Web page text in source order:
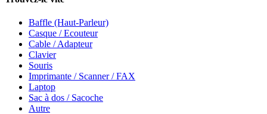
Baffle (Haut-Parleur)
Casque / Ecouteur
Cable / Adapteur
Clavier
Souris
Imprimante / Scanner / FAX
Laptop
Sac à dos / Sacoche
Autre